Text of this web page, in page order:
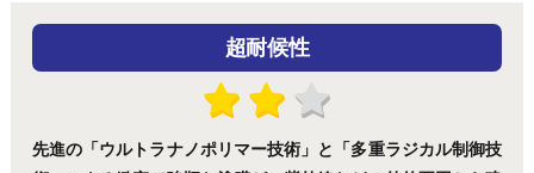
超耐候性
先進の「ウルトラナノポリマー技術」と「多重ラジカル制御技